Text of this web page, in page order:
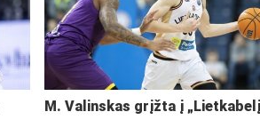
M. Valinskas grįžta į